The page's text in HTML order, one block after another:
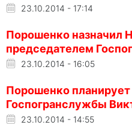
23.10.2014 - 17:14
Порошенко назначил
председателем
23.10.2014 - 16:05
Порошенко планирует
Госпогранслужбы
23.10.2014 - 14:55